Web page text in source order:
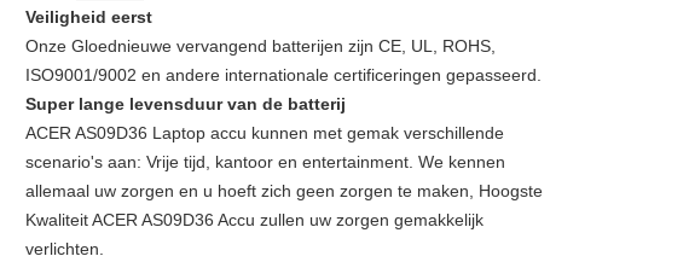
Veiligheid eerst
Onze Gloednieuwe vervangend batterijen zijn CE, UL, ROHS,
ISO9001/9002 en andere internationale certificeringen gepasseerd.
Super lange levensduur van de batterij
ACER AS09D36 Laptop accu kunnen met gemak verschillende
scenario's aan: Vrije tijd, kantoor en entertainment. We kennen
allemaal uw zorgen en u hoeft zich geen zorgen te maken, Hoogste
Kwaliteit ACER AS09D36 Accu zullen uw zorgen gemakkelijk
verlichten.